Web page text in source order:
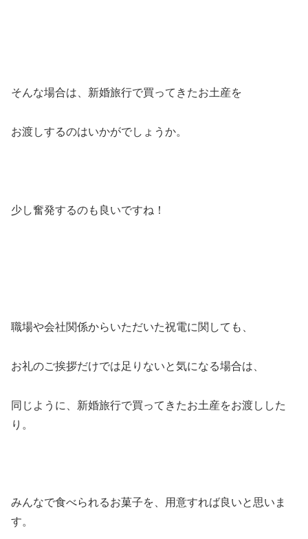
そんな場合は、新婚旅行で買ってきたお土産を
お渡しするのはいかがでしょうか。
少し奮発するのも良いですね！
職場や会社関係からいただいた祝電に関しても、
お礼のご挨拶だけでは足りないと気になる場合は、
同じように、新婚旅行で買ってきたお土産をお渡しした
り。
みんなで食べられるお菓子を、用意すれば良いと思いま
す。